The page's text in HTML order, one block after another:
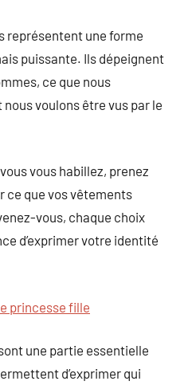
représentent une forme
puissante. Ils dépeignent
ce que nous
voulons être vus par le
vous habillez, prenez
ce que vos vêtements
vous, chaque choix
d’exprimer votre identité
princesse fille
une partie essentielle
d’exprimer qui